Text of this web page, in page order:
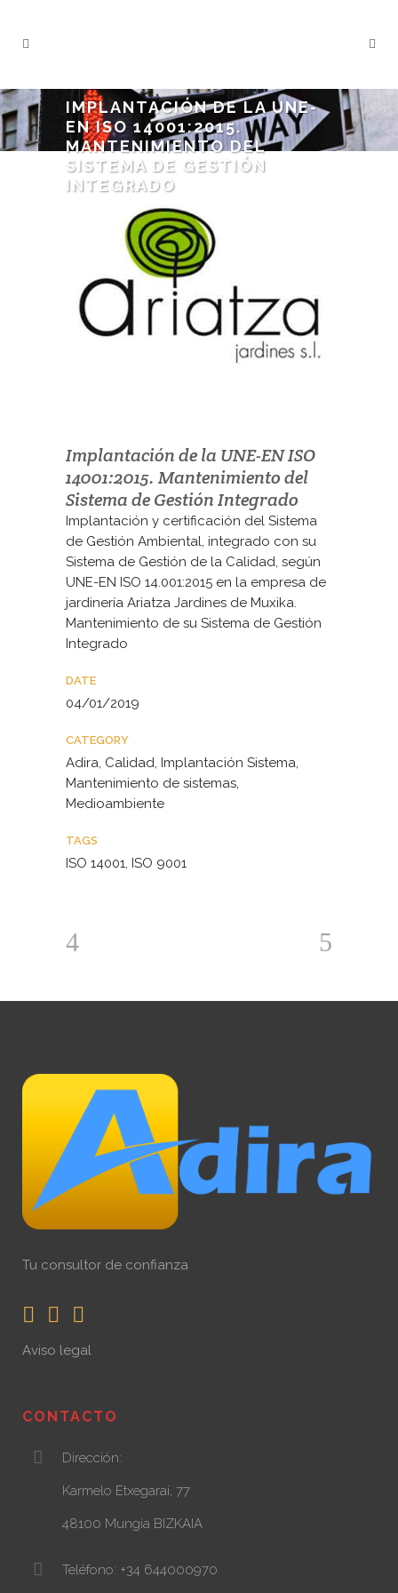
IMPLANTACIÓN DE LA UNE-
EN ISO 14001:2015.
MANTENIMIENTO DEL
SISTEMA DE GESTIÓN
INTEGRADO
Implantación de la UNE-EN ISO
14001:2015. Mantenimiento del
Sistema de Gestión Integrado
Implantación y certificación del Sistema
de Gestión Ambiental, integrado con su
Sistema de Gestión de la Calidad, según
UNE-EN ISO 14.001:2015 en la empresa de
jardinería Ariatza Jardines de Muxika.
Mantenimiento de su Sistema de Gestión
Integrado
DATE
04/01/2019
CATEGORY
Adira, Calidad, Implantación Sistema,
Mantenimiento de sistemas,
Medioambiente
TAGS
ISO 14001, ISO 9001
Tu consultor de confianza
Aviso legal
CONTACTO
Dirección:
Karmelo Etxegarai, 77
48100 Mungia BIZKAIA
Teléfono: +34 644000970